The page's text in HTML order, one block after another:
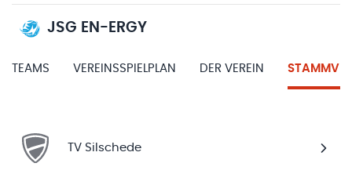
JSG EN-ERGY
TEAMS VEREINSSPIELPLAN DER VEREIN
TV Silschede